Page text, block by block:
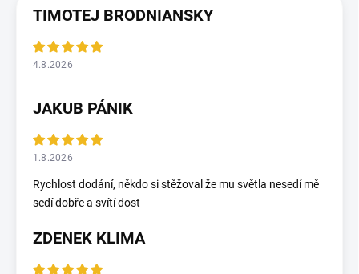
TIMOTEJ BRODNIANSKY
4.8.2026
JAKUB PÁNIK
1.8.2026
Rychlost dodání, někdo si stěžoval že mu světla nesedí mě
sedí dobře a svítí dost
ZDENEK KLIMA